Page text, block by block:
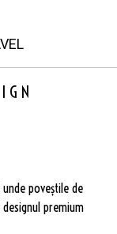
unde poveștile de
premium